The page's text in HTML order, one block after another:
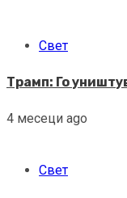
Свет
Трамп: Го
4 месеци ago
Свет